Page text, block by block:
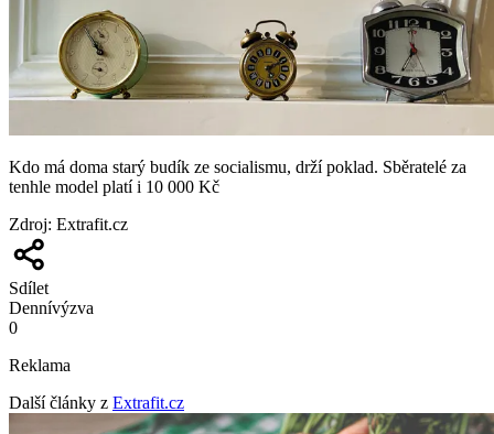
Kdo má doma starý budík ze socialismu, drží poklad. Sběratelé za
tenhle model platí i 10 000 Kč
Zdroj: Extrafit.cz
Sdílet
Dennívýzva
0
Reklama
Další články z Extrafit.cz